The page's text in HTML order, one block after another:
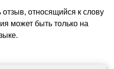
относящийся к слову
может быть только на